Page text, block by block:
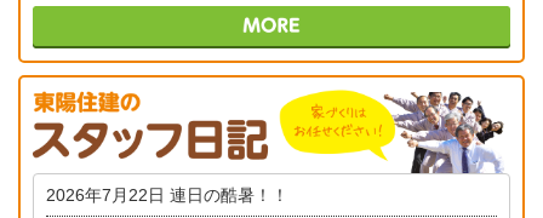
2026年7月22日 連日の酷暑！！